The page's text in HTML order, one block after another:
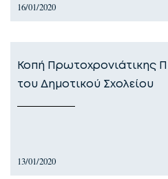
16/01/2020
Κοπή Πρωτοχρονιάτικης
του Δημοτικού Σχολείου
13/01/2020